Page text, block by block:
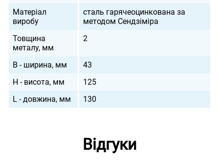
Матеріал
виробу
сталь гарячеоцинкована за
методом Сендзіміра
Товщина
металу, мм
2
B - ширина, мм
43
H - висота, мм
125
L - довжина, мм
130
Відгуки